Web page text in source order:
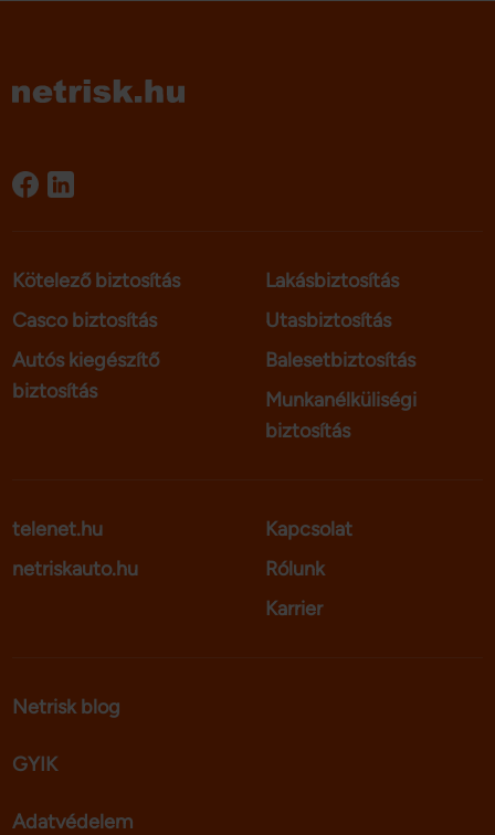
Kötelező biztosítás
Casco biztosítás
Autós kiegészítő
biztosítás
Lakásbiztosítás
Utasbiztosítás
Balesetbiztosítás
Munkanélküliségi
biztosítás
telenet.hu
netriskauto.hu
Kapcsolat
Rólunk
Karrier
Netrisk blog
GYIK
Adatvédelem